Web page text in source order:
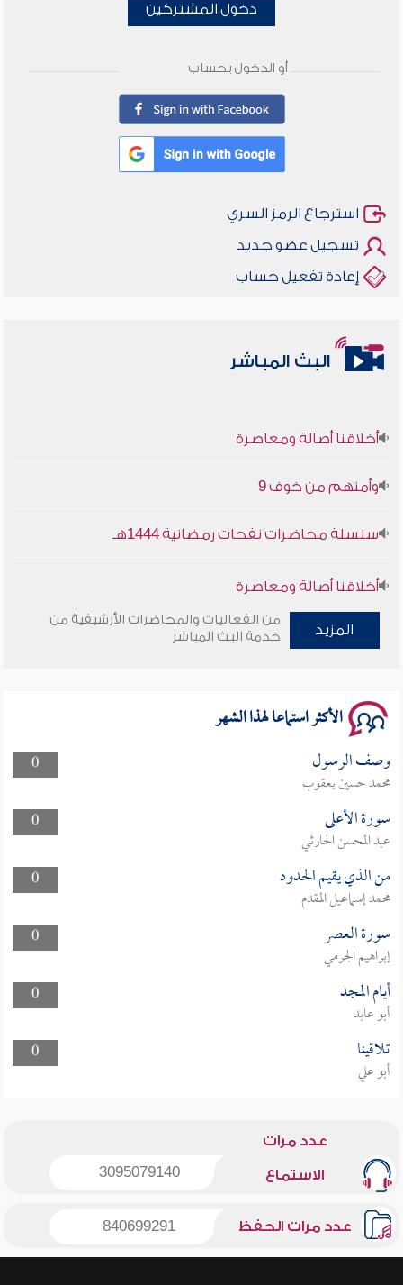
دخول المشتركين
أو الدخول بحساب
استرجاع الرمز السري
تسجيل عضو جديد
إعادة تفعيل حساب
البث المباشر
أخلاقنا أصالة ومعاصرة
وأمنهم من خوف 9
سلسلة محاضرات نفحات رمضانية 1444هـ
أخلاقنا أصالة ومعاصرة
وأمنهم من خوف 9
المزيد
من الفعاليات والمحاضرات الأرشيفية من
خدمة البث المباشر
الأكثر استماعا لهذا الشهر
0 وصف الرسول
محمد حسين يعقوب
0
سورة الأعلى
عبد المحسن الحارثي
0
من الذي يقيم الحدود
محمد إسماعيل المقدم
0
سورة العصر
إبراهيم الجرمي
0
أيام المجد
أبو عابد
0
تلاقينا
أبو علي
عدد مرات
الاستماع 3095079140
عدد مرات الحفظ 840699291